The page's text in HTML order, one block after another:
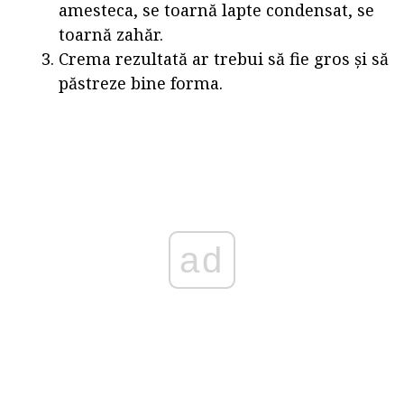
amesteca, se toarnă lapte condensat, se
toarnă zahăr.
Crema rezultată ar trebui să fie gros și să
păstreze bine forma.
ad